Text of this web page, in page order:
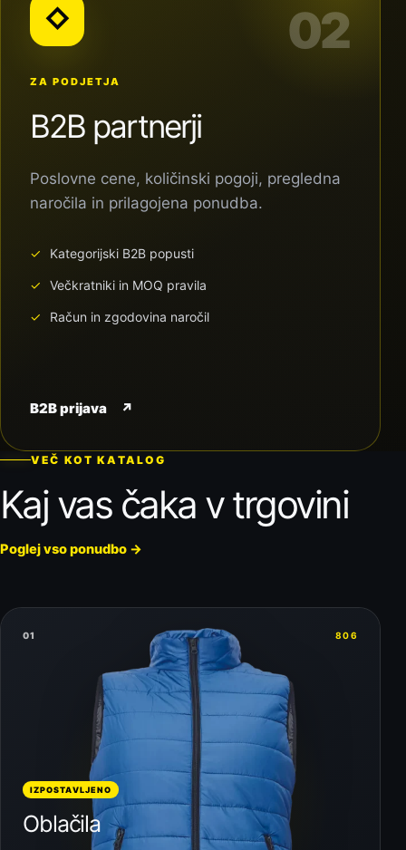
02
◇
ZA PODJETJA
B2B partnerji
Poslovne cene, količinski pogoji, pregledna
naročila in prilagojena ponudba.
Kategorijski B2B popusti
Večkratniki in MOQ pravila
Račun in zgodovina naročil
B2B prijava ↗
VEČ KOT KATALOG
Kaj vas čaka v trgovini
Poglej vso ponudbo →
01 806
IZPOSTAVLJENO
Oblačila